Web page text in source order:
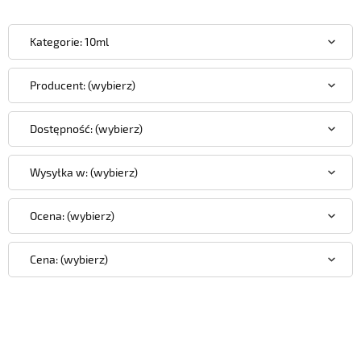
Kategorie: 10ml
Producent: (wybierz)
Dostępność: (wybierz)
Wysyłka w: (wybierz)
Ocena: (wybierz)
Cena: (wybierz)